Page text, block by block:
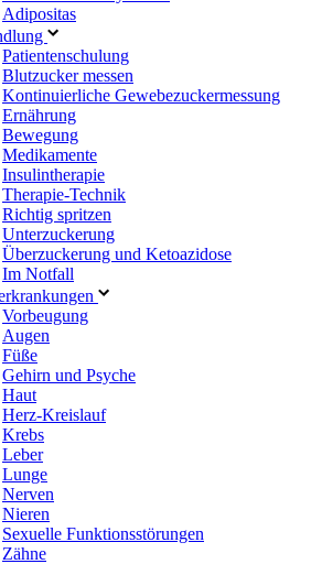
Adipositas
Patientenschulung
Blutzucker messen
Kontinuierliche Gewebezuckermessung
Ernährung
Bewegung
Medikamente
Insulintherapie
Therapie-Technik
Richtig spritzen
Unterzuckerung
Überzuckerung und Ketoazidose
Im Notfall
Vorbeugung
Augen
Füße
Gehirn und Psyche
Haut
Herz-Kreislauf
Krebs
Leber
Lunge
Nerven
Nieren
Sexuelle Funktionsstörungen
Zähne